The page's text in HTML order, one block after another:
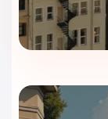
کوتاه و صرف
و محیط دنج،
با فضای شیک،